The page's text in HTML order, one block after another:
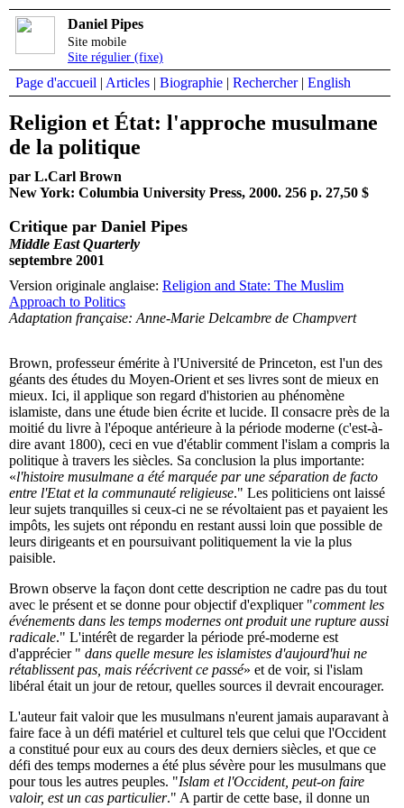
Daniel Pipes
Site mobile
Site régulier (fixe)
Page d'accueil | Articles | Biographie | Rechercher| English
Religion et État: l'approche musulmane
de la politique
par L.Carl Brown
New York: Columbia University Press, 2000. 256 p. 27,50 $
Critique par Daniel Pipes
Middle East Quarterly
septembre 2001
Version originale anglaise: Religion and State: The Muslim
Approach to Politics
Adaptation française: Anne-Marie Delcambre de Champvert
Brown, professeur émérite à l'Université de Princeton, est l'un des
géants des études du Moyen-Orient et ses livres sont de mieux en
mieux. Ici, il applique son regard d'historien au phénomène
islamiste, dans une étude bien écrite et lucide. Il consacre près de la
moitié du livre à l'époque antérieure à la période moderne (c'est-à-
dire avant 1800), ceci en vue d'établir comment l'islam a compris la
politique à travers les siècles. Sa conclusion la plus importante:
«l'histoire musulmane a été marquée par une séparation de facto
entre l'Etat et la communauté religieuse." Les politiciens ont laissé
leur sujets tranquilles si ceux-ci ne se révoltaient pas et payaient les
impôts, les sujets ont répondu en restant aussi loin que possible de
leurs dirigeants et en poursuivant politiquement la vie la plus
paisible.
Brown observe la façon dont cette description ne cadre pas du tout
avec le présent et se donne pour objectif d'expliquer "comment les
événements dans les temps modernes ont produit une rupture aussi
radicale." L'intérêt de regarder la période pré-moderne est
d'apprécier " dans quelle mesure les islamistes d'aujourd'hui ne
rétablissent pas, mais réécrivent ce passé» et de voir, si l'islam
libéral était un jour de retour, quelles sources il devrait encourager.
L'auteur fait valoir que les musulmans n'eurent jamais auparavant à
faire face à un défi matériel et culturel tels que celui que l'Occident
a constitué pour eux au cours des deux derniers siècles, et que ce
défi des temps modernes a été plus sévère pour les musulmans que
pour tous les autres peuples. "Islam et l'Occident, peut-on faire
valoir, est un cas particulier." A partir de cette base, il donne un